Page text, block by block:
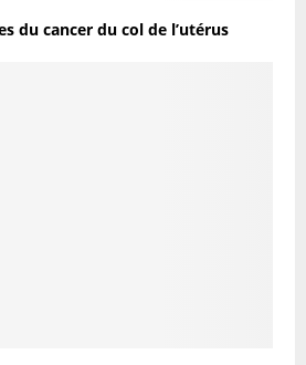
du cancer du col de l’utérus